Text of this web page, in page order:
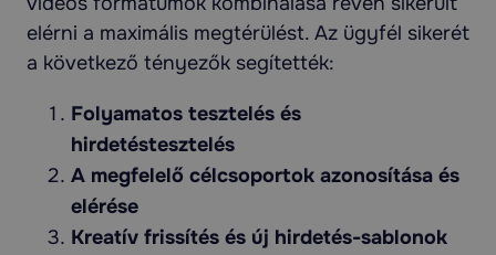
elérni a maximális megtérülést. Az ügyfél sikerét
a következő tényezők segítették:
Folyamatos tesztelés és
hirdetéstesztelés
A megfelelő célcsoportok azonosítása és
elérése
Kreatív frissítés és új hirdetés-sablonok